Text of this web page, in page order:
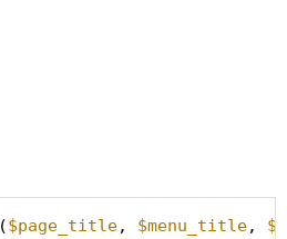
$page_title, $menu_title,